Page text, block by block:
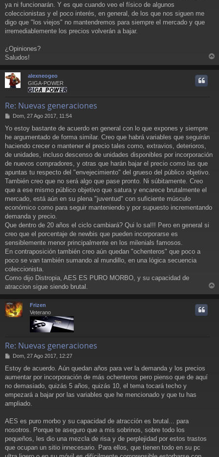
ya ni funcionarán. Y es que cuando veo el físico de algunos
coleccionistas y el poco interés, en general, de los que nos siguen me
digo que "los viejos" no mantendremos para siempre el mercado y que
irremediablemente los precios volverán a bajar.
¿Opiniones?
Saludos!
r
alexneogeo
GIGA-POWER
Re: Nuevas generaciones
M
n
s
a
Dom, 27 Ago 2017, 11:54
Yo estoy bastante de acuerdo en general con lo que expones y siempre
he argumentado de forma similar. Creo que habrá variables que seguirán
haciendo crecer o mantener el precio tales como, extravios, deterioros,
de unidades, incluso descenso de unidades disponibles por incorporación
de nuevos compradores, y otras que harán bajar el precio como las que
apuntas tu respecto del "envejecimiento" del grueso del público objetivo.
También creo que no será algo que pase pronto. Ni súbitamente. Creo
que a ese mismo público objetivo que satura y encarece brutalmente el
mercado, está aún en su plena "juventud" con suficiente músculo
económico como para seguir manteniendo y por supuesto incrementando
demanda y precio.
Que dentro de 20 años el ciclo cambiará? Qui lo sa!!! Pero en general si
creo que el porcentaje de newbis que pueden incorporarse es
sensiblemente menor principalmente en los milenials famosos.
En contraposición también creo aún quedan "ochenteros" que poco a
poco se van también sumando al mundillo, en una lógica secuencia
coleccionista.
Como dijo Distropia, AES ES PURO MORBO, y su capacidad de
atraccion sigue siendo brutal.
r
Frizen
Veterano
Re: Nuevas generaciones
M
n
s
a
j
Dom, 27 Ago 2017, 12:27
Estoy de acuerdo. Aún quedan años para ver la demanda y los precios
aumentar por incorporación de más ochenteros pero pienso que de aquí
no demasiado, quizás 5 años, quizás 10, el tema tocará techo y
empezará a bajar por las variables que he mencionado y que tu has
ampliado.
AES es puro morbo y su capacidad de atracción es brutal... para
nosotros. Porque te aseguro que a mis sobrinos, sobre todo los
pequeños, les dio una mezcla de risa y de perplejidad por estos trastos
que ocupan un sitio innecesario. Para ellos, que tienen todo en su pc